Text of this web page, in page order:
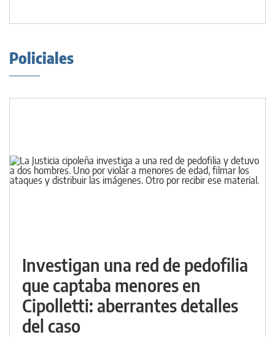
Policiales
Investigan una red de pedofilia
que captaba menores en
Cipolletti: aberrantes detalles
del caso